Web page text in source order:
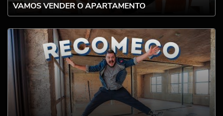
VAMOS VENDER O APARTAMENTO